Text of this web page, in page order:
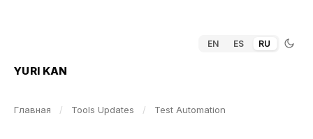
EN ES RU
YURI KAN
Главная / Tools Updates / Test Automation